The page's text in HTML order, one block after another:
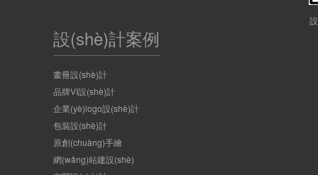
設(shè)計案例
畫冊設(shè)計
品牌VI設(shè)計
企業(yè)logo設(shè)計
包裝設(shè)計
原創(chuàng)手繪
網(wǎng)站建設(shè)